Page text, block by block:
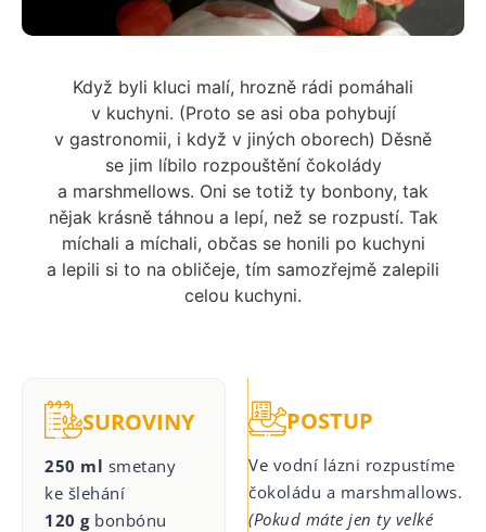
Když byli kluci malí, hrozně rádi pomáhali
v kuchyni. (Proto se asi oba pohybují
v gastronomii, i když v jiných oborech) Děsně
se jim líbilo rozpouštění čokolády
a marshmellows. Oni se totiž ty bonbony, tak
nějak krásně táhnou a lepí, než se rozpustí. Tak
míchali a míchali, občas se honili po kuchyni
a lepili si to na obličeje, tím samozřejmě zalepili
celou kuchyni.
SUROVINY
250 ml smetany
ke šlehání
120 gbonbónu
POSTUP
Ve vodní lázni rozpustíme
čokoládu a marshmallows.
(Pokud máte jen ty velké